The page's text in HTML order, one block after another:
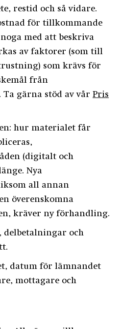
restid och så vidare.
för tillkommande
med att beskriva
av faktorer (som till
som krävs för
från
gärna stöd av vår Pris
hur materialet får
(digitalt och
Nya
all annan
överenskomna
kräver ny förhandling.
delbetalningar och
datum för lämnandet
mottagare och